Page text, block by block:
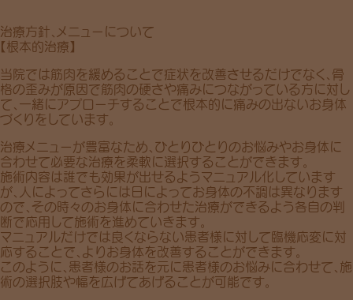
治療方針、メニューについて
【根本的治療】
当院では筋肉を緩めることで症状を改善させるだけでなく、骨
格の歪みが原因で筋肉の硬さや痛みにつながっている方に対し
て、一緒にアプローチすることで根本的に痛みの出ないお身体
づくりをしています。
治療メニューが豊富なため、ひとりひとりのお悩みやお身体に
合わせて必要な治療を柔軟に選択することができます。
施術内容は誰でも効果が出せるようマニュアル化しています
が、人によってさらには日によってお身体の不調は異なります
ので、その時々のお身体に合わせた治療ができるよう各自の判
断で応用して施術を進めていきます。
マニュアルだけでは良くならない患者様に対して臨機応変に対
応することで、よりお身体を改善することができます。
このように、患者様のお話を元に患者様のお悩みに合わせて、施
術の選択肢や幅を広げてあげることが可能です。